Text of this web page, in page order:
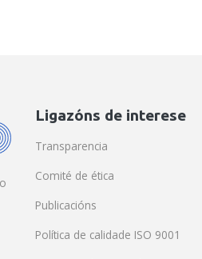
Ligazóns de interese
Transparencia
Comité de ética
Publicacións
Política de calidade ISO 9001